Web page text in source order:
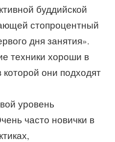
буддийской
стопроцентный
дня занятия».
техники хороши в
которой они подходят
уровень
часто новички в